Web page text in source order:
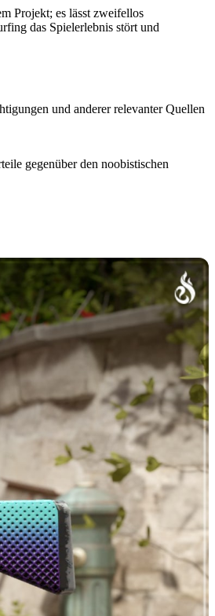
Projekt; es lässt zweifellos
das Spielerlebnis stört und
und anderer relevanter Quellen
gegenüber den noobistischen